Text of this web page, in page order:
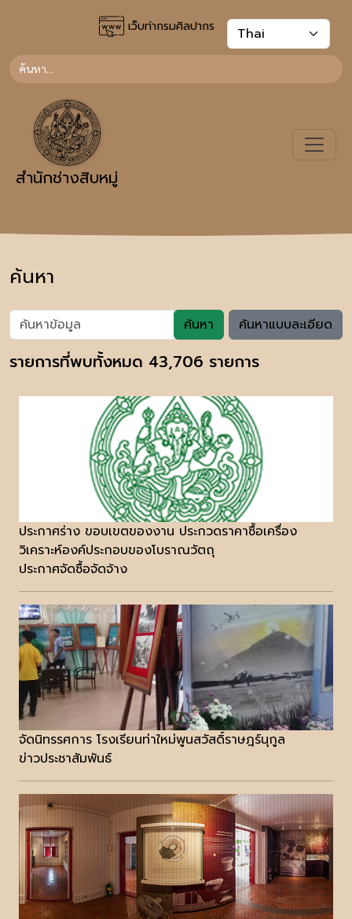
เว็บท่ากรมศิลปากร
สำนักช่างสิบหมู่
ค้นหา
ค้นหา ค้นหาแบบละเอียด
รายการที่พบทั้งหมด 43,706 รายการ
ประกาศร่าง ขอบเขตของงาน ประกวดราคาซื้อเครื่อง
วิเคราะห์องค์ประกอบของโบราณวัตถุ
ประกาศจัดซื้อจัดจ้าง
จัดนิทรรศการ โรงเรียนท่าใหม่พูนสวัสดิ์ราษฎร์นุกูล
ข่าวประชาสัมพันธ์